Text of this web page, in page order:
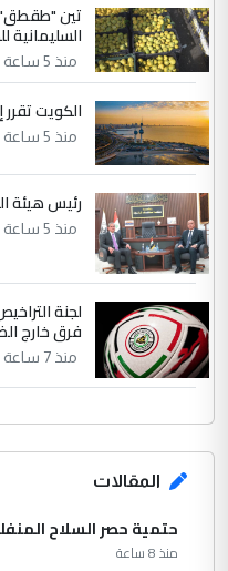
وثروات البلد يعتمد
الموضوع :
بين
الرافدين تعاني
تين
السليمانية
منذ 5 ساعة
الكويت تقرر
منذ 5 ساعة
رئيس هيئة
منذ 5 ساعة
فرق خارج
منذ 7 ساعة
المقالات
حتمية حصر السلاح
منذ 8 ساعة